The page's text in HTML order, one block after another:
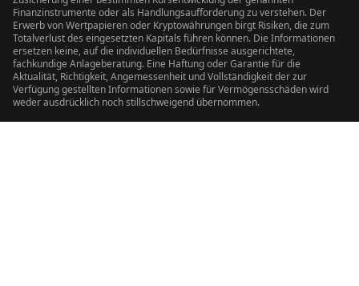
Finanzinstrumente oder als Handlungsaufforderung zu verstehen. Der
Erwerb von Wertpapieren oder Kryptowährungen birgt Risiken, die zum
Totalverlust des eingesetzten Kapitals führen können. Die Informationen
ersetzen keine, auf die individuellen Bedürfnisse ausgerichtete,
fachkundige Anlageberatung. Eine Haftung oder Garantie für die
Aktualität, Richtigkeit, Angemessenheit und Vollständigkeit der zur
Verfügung gestellten Informationen sowie für Vermögensschäden wird
weder ausdrücklich noch stillschweigend übernommen.